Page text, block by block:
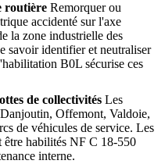
routière Remorquer ou
accidenté sur l'axe
la zone industrielle des
savoir identifier et neutraliser
B0L sécurise ces
de collectivités Les
Offemont, Valdoie,
de véhicules de service. Les
être habilités NF C 18-550
interne.